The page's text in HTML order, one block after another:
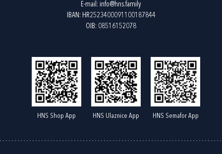
E-mail: info@hns.family
IBAN: HR2523400091100187844
OIB: 08516152078
HNS Shop App HNS Ulaznice App HNS Semafor App